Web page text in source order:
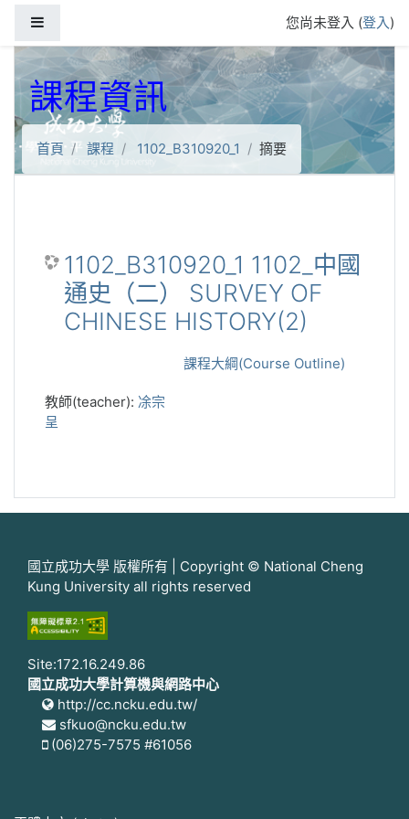
您尚未登入 (登入)
課程資訊
首頁 課程 1102_B310920_1 摘要
1102_B310920_1 1102_中國
通史（二） SURVEY OF
CHINESE HISTORY(2)
課程大綱(Course Outline)
教師(teacher): 凃宗
呈
國立成功大學 版權所有 | Copyright © National Cheng
Kung University all rights reserved
Site:172.16.249.86
國立成功大學計算機與網路中心
http://cc.ncku.edu.tw/
sfkuo@ncku.edu.tw
(06)275-7575 #61056